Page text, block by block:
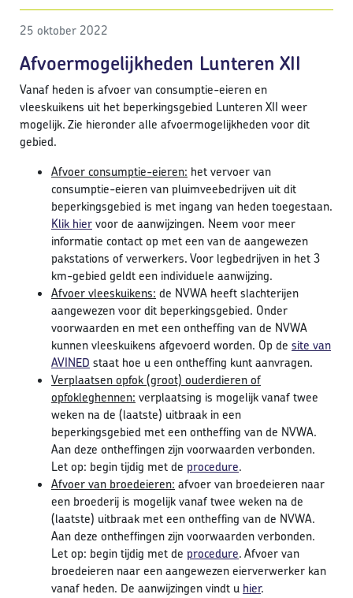
25 oktober 2022
Afvoermogelijkheden Lunteren XII
Vanaf heden is afvoer van consumptie-eieren en
vleeskuikens uit het beperkingsgebied Lunteren XII weer
mogelijk. Zie hieronder alle afvoermogelijkheden voor dit
gebied.
Afvoer consumptie-eieren: het vervoer van
consumptie-eieren van pluimveebedrijven uit dit
beperkingsgebied is met ingang van heden toegestaan.
Klik hiervoor de aanwijzingen. Neem voor meer
informatie contact op met een van de aangewezen
pakstations of verwerkers. Voor legbedrijven in het 3
km-gebied geldt een individuele aanwijzing.
Afvoer vleeskuikens: de NVWA heeft slachterijen
aangewezen voor dit beperkingsgebied. Onder
voorwaarden en met een ontheffing van de NVWA
kunnen vleeskuikens afgevoerd worden. Op de site van
AVINED staat hoe u een ontheffing kunt aanvragen.
Verplaatsen opfok (groot) ouderdieren of
opfokleghennen: verplaatsing is mogelijk vanaf twee
weken na de (laatste) uitbraak in een
beperkingsgebied met een ontheffing van de NVWA.
Aan deze ontheffingen zijn voorwaarden verbonden.
Let op: begin tijdig met de procedure.
Afvoer van broedeieren: afvoer van broedeieren naar
een broederij is mogelijk vanaf twee weken na de
(laatste) uitbraak met een ontheffing van de NVWA.
Aan deze ontheffingen zijn voorwaarden verbonden.
Let op: begin tijdig met de procedure. Afvoer van
broedeieren naar een aangewezen eierverwerker kan
vanaf heden. De aanwijzingen vindt u hier.